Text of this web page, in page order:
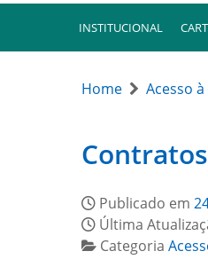
INSTITUCIONAL
Home Acesso
Publicado em
Última
Categoria